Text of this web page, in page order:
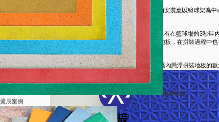
橡膠地板
翼辰案例
首先我們在場地確定有無籃球架，如果有籃球架懸浮地板的安裝應以籃球架為
球架位置；
籃球場懸浮地板 拼裝其實很簡單，沒有復雜的圖形拼裝，只有在籃球場的3秒
格基本為25cm*25cm，每箱基本為10㎡，每層為8塊拼接好的地板，在拼裝過程中
可。
拼接時注意留意圖紙上籃球場懸浮地板的3秒區位置與3秒區內懸浮拼裝地板的